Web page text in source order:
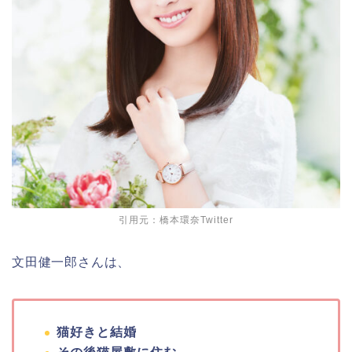
引用元：橋本環奈Twitter
文田健一郎さんは、
猫好きと結婚